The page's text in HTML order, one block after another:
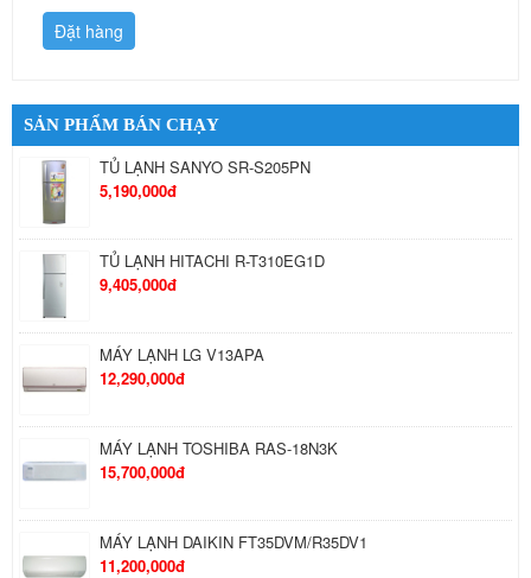
Đặt hàng
SẢN PHẨM BÁN CHẠY
TỦ LẠNH SANYO SR-S205PN
5,190,000đ
TỦ LẠNH HITACHI R-T310EG1D
9,405,000đ
MÁY LẠNH LG V13APA
12,290,000đ
MÁY LẠNH TOSHIBA RAS-18N3K
15,700,000đ
MÁY LẠNH DAIKIN FT35DVM/R35DV1
11,200,000đ